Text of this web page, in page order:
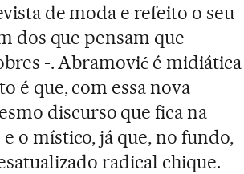
de moda e refeito o seu
dos que pensam que
-. Abramović é midiática
é que, com essa nova
discurso que fica na
o místico, já que, no fundo,
radical chique.